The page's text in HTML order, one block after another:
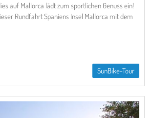
auf Mallorca lädt zum sportlichen Genuss ein!
Rundfahrt Spaniens Insel Mallorca mit dem
SunBike-Tour